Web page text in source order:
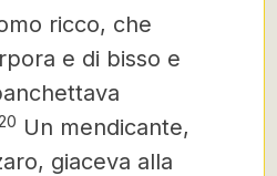
ricco, che
e di bisso e
Un mendicante,
giaceva alla